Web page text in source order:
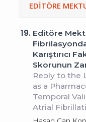
EDİTÖRE
19. Editöre
Karıştırıcı
Skorunun
Reply to the
as a
Temporal
Atrial
Hasan Can